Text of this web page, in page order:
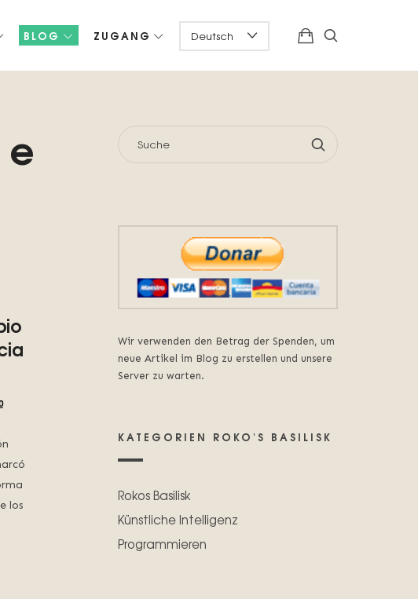
BLOG ZUGANG
los
NACH:
Wir verwenden den Betrag der Spenden, um
neue Artikel im Blog zu erstellen und unsere
Server zu warten.
KATEGORIEN ROKO'S BASILISK
Rokos Basilisk
Künstliche Intelligenz
Programmieren